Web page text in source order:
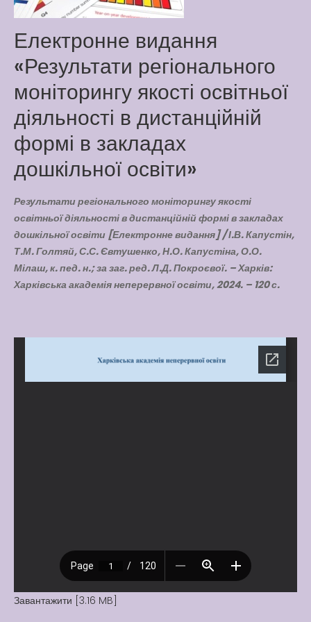
Latter match class
New Friends Everyday at
Kiddie
інформація
Електронне видання
«Результати регіонального
моніторингу якості освітньої
діяльності в дистанційній
формі в закладах
дошкільної освіти»
Результати регіонального моніторингу якості
освітньої діяльності в дистанційній формі в закладах
дошкільної освіти [Електронне видання] / І.В. Капустін,
Т.М. Голтяй, С.С. Євтушенко, Н.О. Капустіна, О.О.
Мілаш, к. пед. н.; за заг. ред. Л.Д. Покроєвої. – Харків:
Харківська академія неперервної освіти, 2024. – 120 с.
Завантажити [3.16 MB]